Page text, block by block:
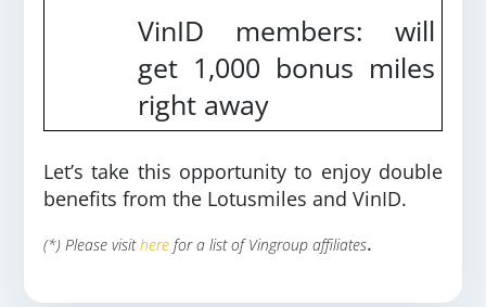
VinID members: will
get 1,000 bonus miles
right away
Let’s take this opportunity to enjoy double
benefits from the Lotusmiles and VinID.
(*) Please visit here for a list of Vingroup affiliates.